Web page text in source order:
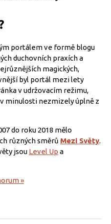
portálem ve formě blogu
duchovních praxích a
magických,
byl portál mezi lety
v udržovacím režimu,
minulosti nezmizely úplně z
do roku 2018 mělo
různých směrů Mezi Světy.
jsou Level Up a
»